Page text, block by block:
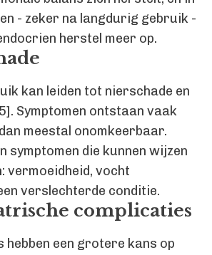
- zeker na langdurig gebruik -
herstel meer op.
kan leiden tot nierschade en
Symptomen ontstaan vaak
meestal onomkeerbaar.
symptomen die kunnen wijzen
vermoeidheid, vocht
verslechterde conditie.
complicaties
hebben een grotere kans op